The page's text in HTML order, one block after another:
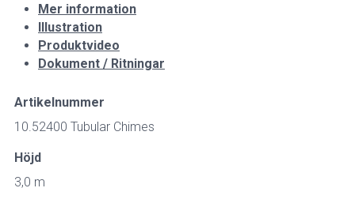
Mer information
Illustration
Produktvideo
Dokument / Ritningar
Artikelnummer
10.52400 Tubular Chimes
Höjd
3,0 m